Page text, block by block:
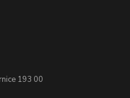
193 00